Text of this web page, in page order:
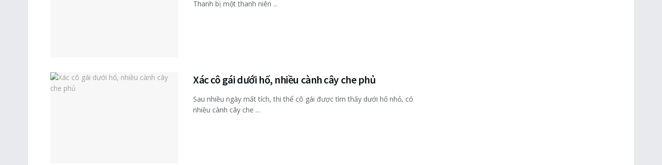
Thanh bị một thanh niên ...
Xác cô gái dưới hố, nhiều cành cây che phủ
Sau nhiều ngày mất tích, thi thể cô gái được tìm thấy dưới hố nhỏ, có
nhiều cành cây che ...